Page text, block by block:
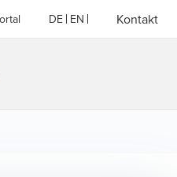
DE EN Kontakt